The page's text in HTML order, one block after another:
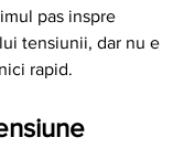
pas inspre
tensiunii, dar nu e
rapid.